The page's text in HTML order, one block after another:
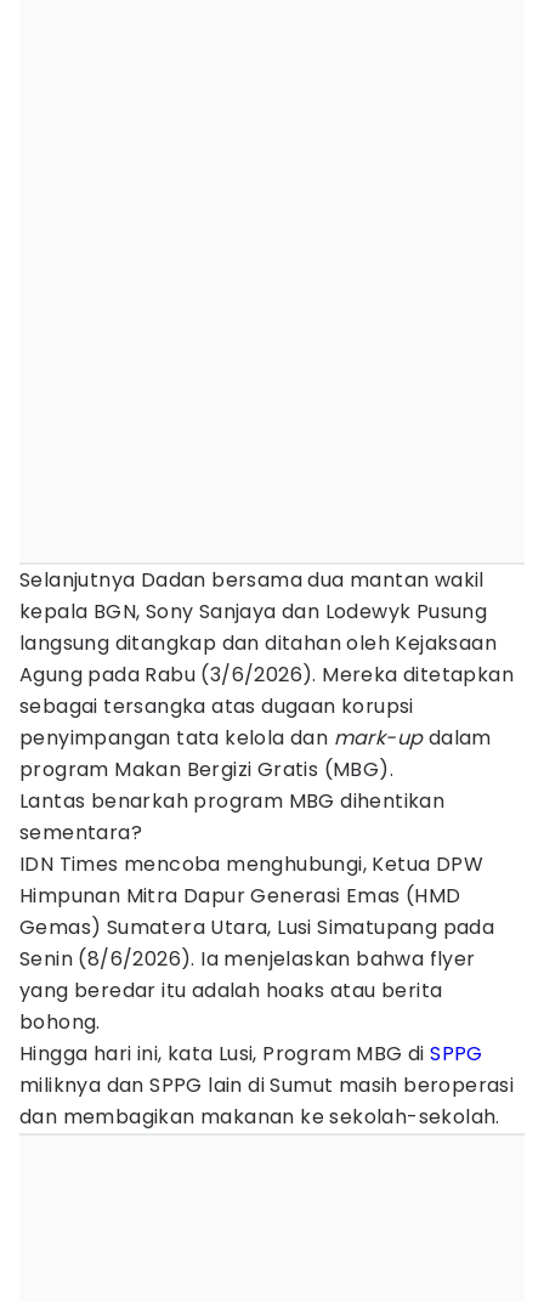
Selanjutnya Dadan bersama dua mantan wakil
kepala BGN, Sony Sanjaya dan Lodewyk Pusung
langsung ditangkap dan ditahan oleh Kejaksaan
Agung pada Rabu (3/6/2026). Mereka ditetapkan
sebagai tersangka atas dugaan korupsi
penyimpangan tata kelola dan mark-updalam
program Makan Bergizi Gratis (MBG).
Lantas benarkah program MBG dihentikan
sementara?
IDN Times mencoba menghubungi, Ketua DPW
Himpunan Mitra Dapur Generasi Emas (HMD
Gemas) Sumatera Utara, Lusi Simatupang pada
Senin (8/6/2026). Ia menjelaskan bahwa flyer
yang beredar itu adalah hoaks atau berita
bohong.
Hingga hari ini, kata Lusi, Program MBG diSPPG
miliknya dan SPPG lain di Sumut masih beroperasi
dan membagikan makanan ke sekolah-sekolah.